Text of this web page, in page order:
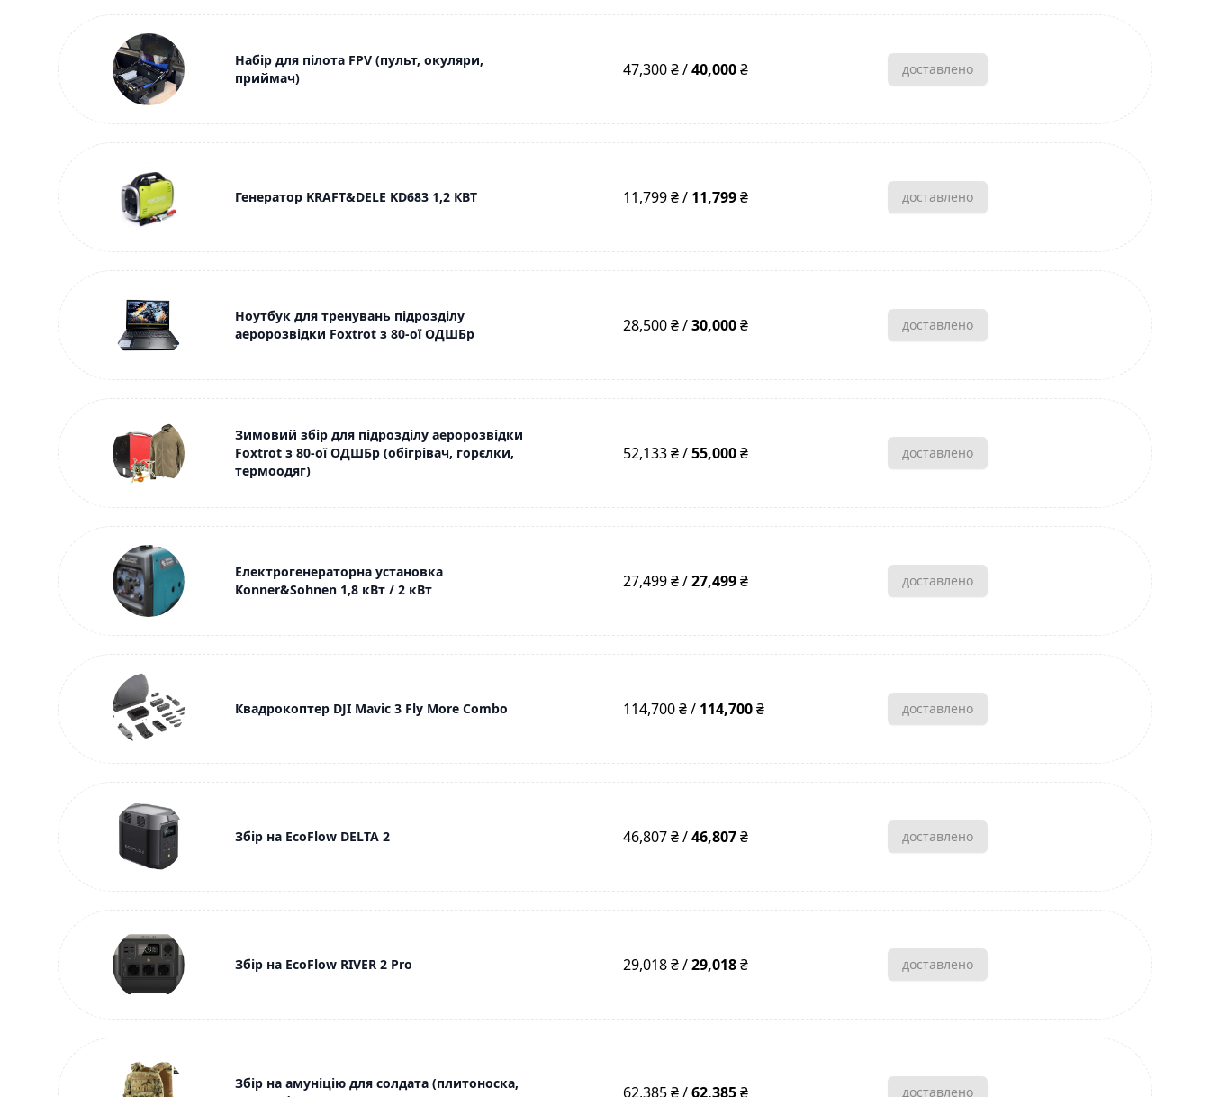
Набір для пілота FPV (пульт, окуляри,
приймач)
47,300 ₴ /40,000₴ доставлено
Генератор KRAFT&DELE KD683 1,2 КВТ 11,799 ₴ / 11,799₴ доставлено
Ноутбук для тренувань підрозділу
аеророзвідки Foxtrot з 80-ої ОДШБр
28,500 ₴ /30,000₴ доставлено
Зимовий збір для підрозділу аеророзвідки
Foxtrot з 80-ої ОДШБр (обігрівач, горєлки,
термоодяг)
52,133 ₴ /55,000₴ доставлено
Електрогенераторна установка
Konner&Sohnen 1,8 кВт / 2 кВт
27,499 ₴ /27,499₴ доставлено
Квадрокоптер DJI Mavic 3 Fly More Combo 114,700 ₴ / 114,700₴ доставлено
Збір на EcoFlow DELTA 2 46,807 ₴ /46,807₴ доставлено
Збір на EcoFlow RIVER 2 Pro 29,018 ₴ /29,018₴ доставлено
Збір на амуніцію для солдата (плитоноска,
62,385 ₴ /62,385₴ доставлено